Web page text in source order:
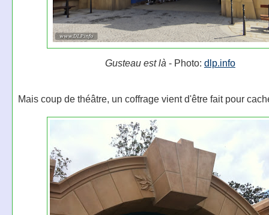
Gusteau est là - Photo: dlp.info
Mais coup de théâtre, un coffrage vient d'être fait pour